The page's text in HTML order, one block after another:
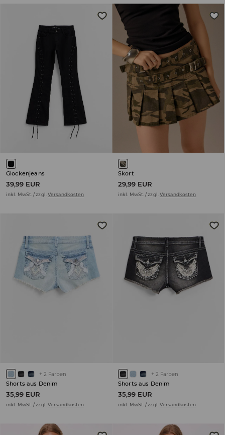
Glockenjeans
39,99 EUR
inkl. MwSt. / zzgl.Versandkosten
Skort
29,99 EUR
inkl. MwSt. / zzgl.Versandkosten
+ 2 Farben
Shorts aus Denim
35,99 EUR
inkl. MwSt. / zzgl. Versandkosten
+ 2 Farben
Shorts aus Denim
35,99 EUR
inkl. MwSt. / zzgl. Versandkosten